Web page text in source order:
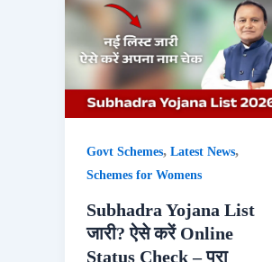
Govt Schemes, Latest News,
Schemes for Womens
Subhadra Yojana List
जारी? ऐसे करें Online
Status Check – पूरा